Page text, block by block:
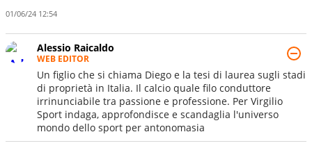
01/06/24 12:54
Alessio Raicaldo
WEB EDITOR
Un figlio che si chiama Diego e la tesi di laurea sugli stadi
di proprietà in Italia. Il calcio quale filo conduttore
irrinunciabile tra passione e professione. Per Virgilio
Sport indaga, approfondisce e scandaglia l'universo
mondo dello sport per antonomasia